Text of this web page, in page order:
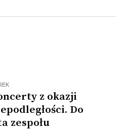
z okazji
Do
zespołu